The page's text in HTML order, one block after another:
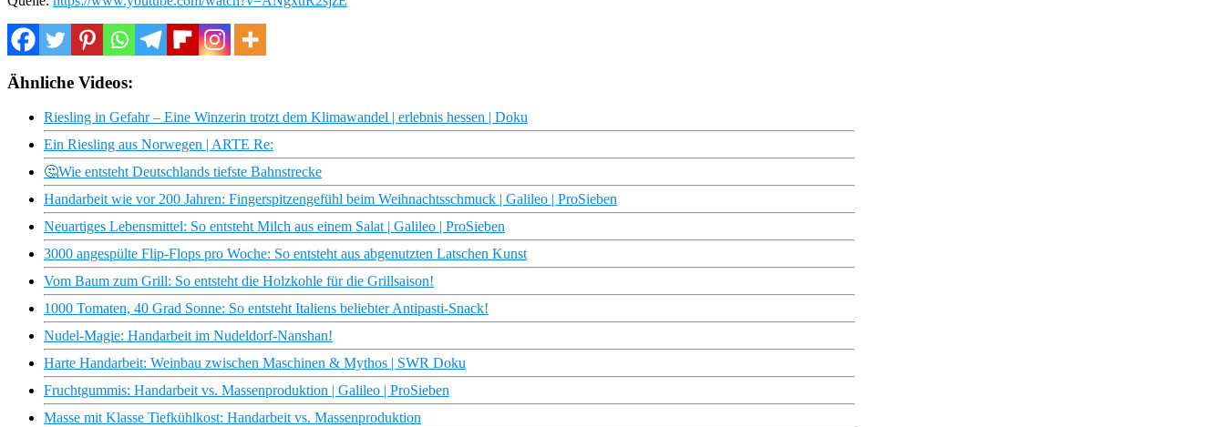
Ähnliche Videos:
Riesling in Gefahr – Eine Winzerin trotzt dem Klimawandel | erlebnis hessen | Doku
Ein Riesling aus Norwegen | ARTE Re:
🤔Wie entsteht Deutschlands tiefste Bahnstrecke
Handarbeit wie vor 200 Jahren: Fingerspitzengefühl beim Weihnachtsschmuck | Galileo | ProSieben
Neuartiges Lebensmittel: So entsteht Milch aus einem Salat | Galileo | ProSieben
3000 angespülte Flip-Flops pro Woche: So entsteht aus abgenutzten Latschen Kunst
Vom Baum zum Grill: So entsteht die Holzkohle für die Grillsaison!
1000 Tomaten, 40 Grad Sonne: So entsteht Italiens beliebter Antipasti-Snack!
Nudel-Magie: Handarbeit im Nudeldorf-Nanshan!
Harte Handarbeit: Weinbau zwischen Maschinen & Mythos | SWR Doku
Fruchtgummis: Handarbeit vs. Massenproduktion | Galileo | ProSieben
Masse mit Klasse Tiefkühlkost: Handarbeit vs. Massenproduktion